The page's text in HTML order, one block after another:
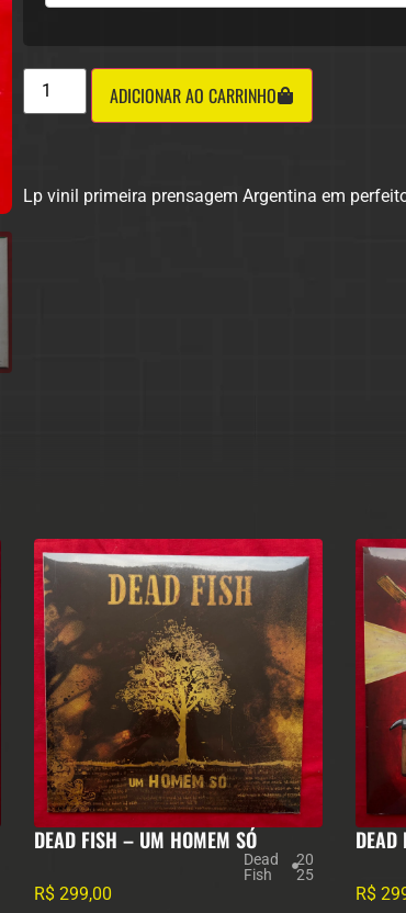
ADICIONAR AO CARRINHO
Lp vinil primeira prensagem Argentina em
DEAD FISH – UM HOMEM SÓ
Dead
Fish
20
25
R$ 299,00
DEAD
R$